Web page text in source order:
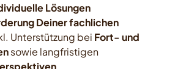
Lösungen
Deiner fachlichen
Unterstützung bei Fort- und
sowie langfristigen